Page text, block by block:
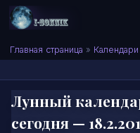
Skip to content
Сонник I-
Главная страница » Календари
Лунный
сегодня —